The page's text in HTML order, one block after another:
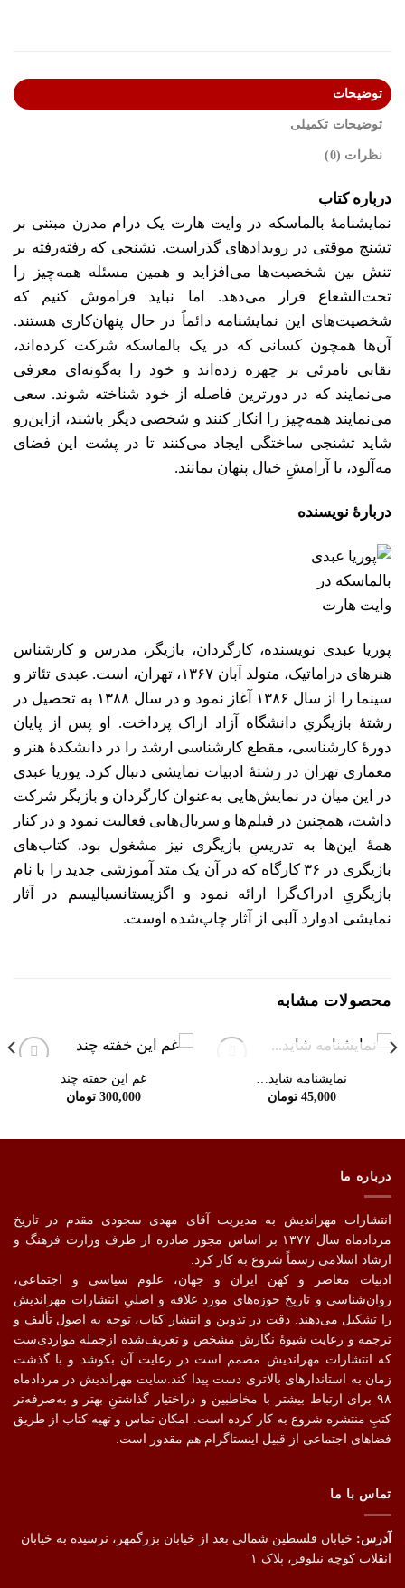
توضیحات
توضیحات تکمیلی
نظرات (0)
درباره کتاب
نمایشنامۀ بالماسکه در وایت هارت یک درام مدرن مبتنی بر
تشنج موقتی در رویدادهای گذراست. تشنجی که رفته‌رفته بر
تنش بین شخصیت‌ها می‌افزاید و همین مسئله همه‌چیز را
تحت‌الشعاع قرار می‌دهد. اما نباید فراموش کنیم که
شخصیت‌های این نمایشنامه دائماً در حال پنهان‌کاری هستند.
آن‌ها همچون کسانی که در یک بالماسکه شرکت کرده‌اند،
نقابی نامرئی بر چهره زده‌اند و خود را به‌گونه‌ای معرفی
می‌نمایند که در دورترین فاصله از خود شناخته شوند. سعی
می‌نمایند همه‌چیز را انکار کنند و شخصی دیگر باشند، ازاین‌رو
شاید تشنجی ساختگی ایجاد می‌کنند تا در پشت این فضای
مه‌آلود، با آرامشِ خیال پنهان بمانند.
دربارۀ نویسنده
پوریا عبدی نویسنده، کارگردان، بازیگر، مدرس و کارشناس
هنرهای دراماتیک، متولد آبان ۱۳۶۷، تهران، است. عبدی تئاتر و
سینما را از سال ۱۳۸۶ آغاز نمود و در سال ۱۳۸۸ به تحصیل در
رشتۀ بازیگریِ دانشگاه آزاد اراک پرداخت. او پس از پایان
دورۀ کارشناسی، مقطع کارشناسی ارشد را در دانشکدۀ هنر و
معماری تهران در رشتۀ ادبیات نمایشی دنبال کرد. پوریا عبدی
در این میان در نمایش‌هایی به‌عنوان کارگردان و بازیگر شرکت
داشت، همچنین در فیلم‌ها و سریال‌هایی فعالیت نمود و در کنار
همۀ این‌ها به تدریسِ بازیگری نیز مشغول بود. کتاب‌های
بازیگری در ۳۶ کارگاه که در آن یک متد آموزشی جدید را با نام
بازیگریِ ادراک‌گرا ارائه نمود و اگزیستانسیالیسم در آثار
نمایشی ادوارد آلبی از آثار چاپ‌شده اوست.
محصولات مشابه
در انبار موجود نمی باشد
نمایشنامه شاید…
45,000 تومان
غم این خفته چند
300,000 تومان
درباره ما
انتشارات مهراندیش به مدیریت آقای مهدی سجودی مقدم در تاریخ
مردادماه سال ۱۳۷۷ بر اساس مجوز صادره از طرف وزارت فرهنگ و
ارشاد اسلامی رسماً شروع به کار کرد.
ادبیات معاصر و کهن ایران و جهان، علوم سیاسی و اجتماعی،
روان‌شناسی و تاریخ حوزه‌های مورد علاقه و اصلیِ انتشارات مهراندیش
را تشکیل می‌دهند. دقت در تدوین و انتشار کتاب،‌ توجه به اصول تألیف و
ترجمه و رعایت شیوهٔ نگارش مشخص و تعریف‌شده ازجمله مواردی‌ست
که انتشارات مهراندیش مصمم است در رعایت آن بکوشد و با گذشت
زمان به استاندارهای بالاتری دست پیدا کند.سایت مهراندیش در مردادماه
۹۸ برای ارتباط بیشتر با مخاطبین و دراختیار گذاشتنِ بهتر و به‌صرفه‌تر
کتبِ منتشره شروع به کار کرده است. امکان تماس و تهیه کتاب از طریق
فضاهای اجتماعی از قبیل اینستاگرام هم مقدور است.
تماس با ما
آدرس: خیابان فلسطین شمالی بعد از خیابان بزرگمهر، نرسیده به خیابان
انقلاب کوچه نیلوفر، پلاک ۱